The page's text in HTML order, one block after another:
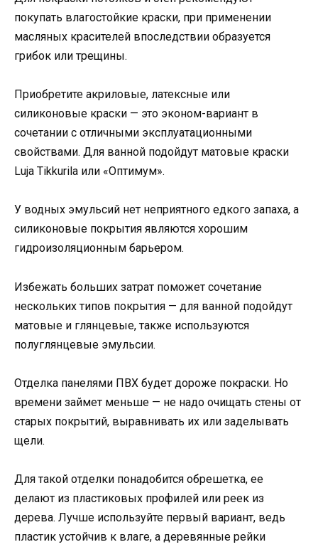
покупать влагостойкие краски, при применении
масляных красителей впоследствии образуется
грибок или трещины.
Приобретите акриловые, латексные или
силиконовые краски — это эконом-вариант в
сочетании с отличными эксплуатационными
свойствами. Для ванной подойдут матовые краски
Luja Tikkurila или «Оптимум».
У водных эмульсий нет неприятного едкого запаха, а
силиконовые покрытия являются хорошим
гидроизоляционным барьером.
Избежать больших затрат поможет сочетание
нескольких типов покрытия — для ванной подойдут
матовые и глянцевые, также используются
полуглянцевые эмульсии.
Отделка панелями ПВХ будет дороже покраски. Но
времени займет меньше — не надо очищать стены от
старых покрытий, выравнивать их или заделывать
щели.
Для такой отделки понадобится обрешетка, ее
делают из пластиковых профилей или реек из
дерева. Лучше используйте первый вариант, ведь
пластик устойчив к влаге, а деревянные рейки